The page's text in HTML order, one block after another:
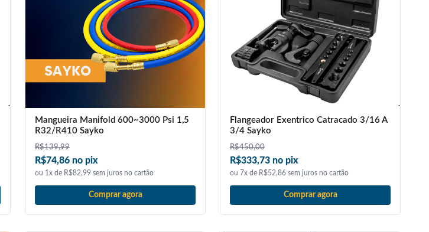
Mangueira Manifold 600~3000 Psi 1,5
R32/R410 Sayko
R$139,99
R$74,86 no pix
ou 1x de R$82,99 sem juros no cartão
Comprar agora
Flangeador Exentrico Catracado 3/16 A
3/4 Sayko
R$450,00
R$333,73 no pix
ou 7x de R$52,86 sem juros no cartão
Comprar agora